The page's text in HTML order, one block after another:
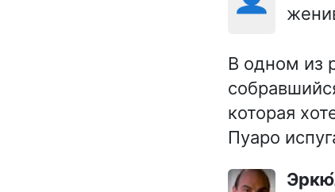
В одном из
которая
Пуаро